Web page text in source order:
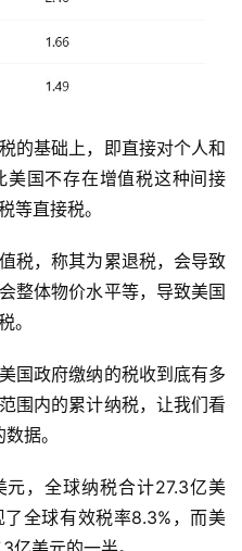
的基础上，即直接对个人和
国不存在增值税这种间接
等直接税。
税，称其为累退税，会导致
整体物价水平等，导致美国
。
国政府缴纳的税收到底有多
围内的累计纳税，让我们看
据。
，全球纳税合计27.3亿美
全球有效税率8.3%，而美